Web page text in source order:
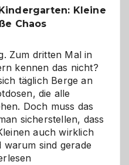
ist
eine
die
richtige
Wahl?
Kleine
Chaos
Zum dritten Mal in
kennen das nicht?
täglich Berge an
die alle
Doch muss das
sicherstellen, dass
auch wirklich
sind gerade